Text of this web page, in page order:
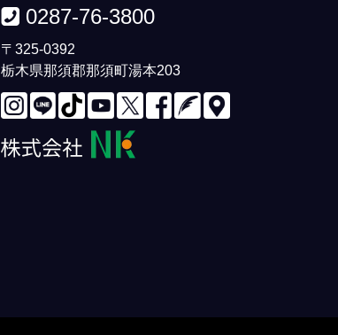
0287-76-3800
〒325-0392
栃木県那須郡那須町湯本203